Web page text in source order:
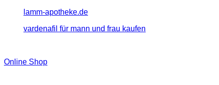
lamm-apotheke.de
vardenafil für mann und frau kaufen
Online Shop